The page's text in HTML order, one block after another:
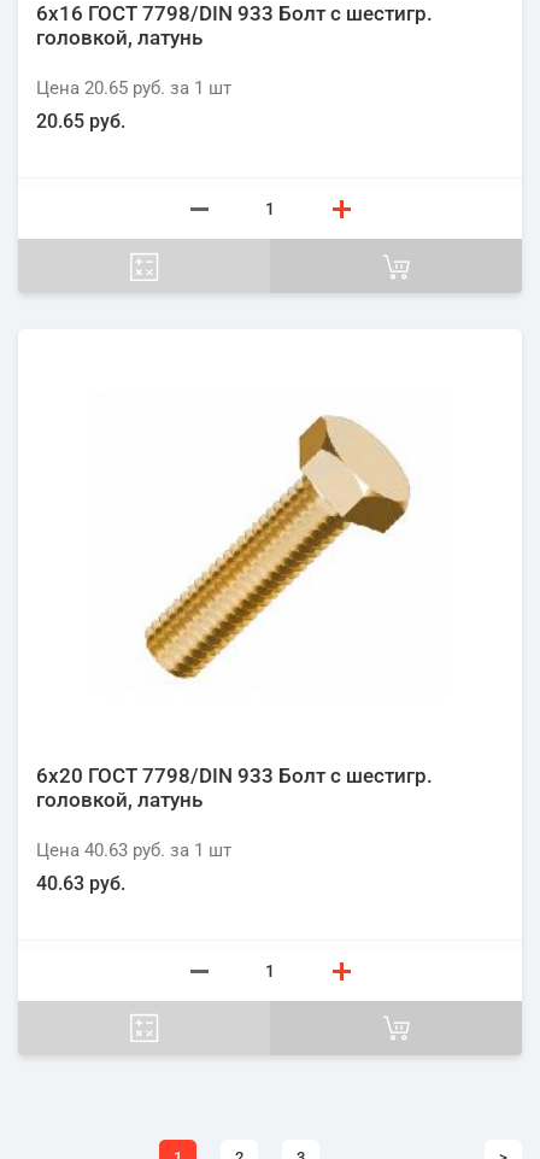
6х16 ГОСТ 7798/DIN 933 Болт с шестигр.
головкой, латунь
Цена 20.65 руб. за 1 шт
20.65 руб.
6х20 ГОСТ 7798/DIN 933 Болт с шестигр.
головкой, латунь
Цена 40.63 руб. за 1 шт
40.63 руб.